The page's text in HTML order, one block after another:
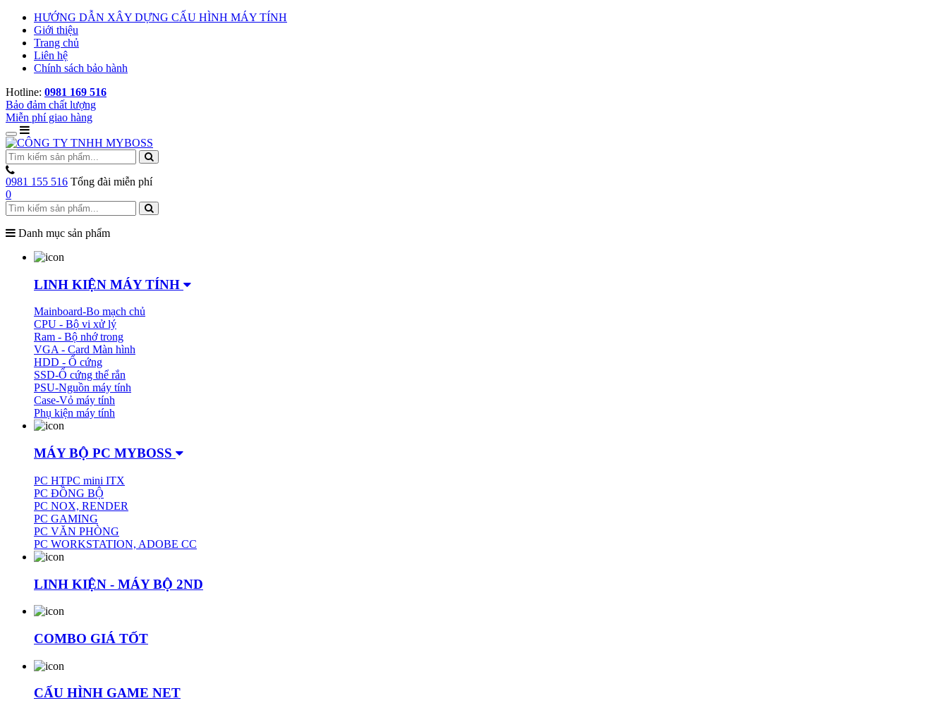
HƯỚNG DẪN XÂY DỰNG CẤU HÌNH MÁY TÍNH
Giới thiệu
Trang chủ
Liên hệ
Chính sách bảo hành
Hotline: 0981 169 516
Bảo đảm chất lượng
Miễn phí giao hàng
0981 155 516 Tổng đài miễn phí
0
Danh mục sản phẩm
LINH KIỆN MÁY TÍNH
Mainboard-Bo mạch chủ
CPU - Bộ vi xử lý
Ram - Bộ nhớ trong
VGA - Card Màn hình
HDD - Ổ cứng
SSD-Ổ cứng thể rắn
PSU-Nguồn máy tính
Case-Vỏ máy tính
Phụ kiện máy tính
MÁY BỘ PC MYBOSS
PC HTPC mini ITX
PC ĐỒNG BỘ
PC NOX, RENDER
PC GAMING
PC VĂN PHÒNG
PC WORKSTATION, ADOBE CC
LINH KIỆN - MÁY BỘ 2ND
COMBO GIÁ TỐT
CẤU HÌNH GAME NET